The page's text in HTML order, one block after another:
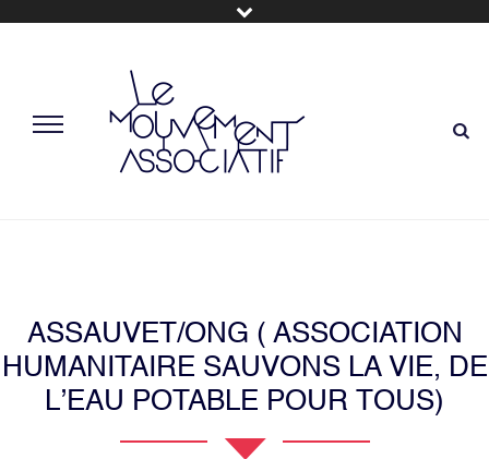
ASSAUVET/ONG ( ASSOCIATION
HUMANITAIRE SAUVONS LA VIE, DE
L’EAU POTABLE POUR TOUS)